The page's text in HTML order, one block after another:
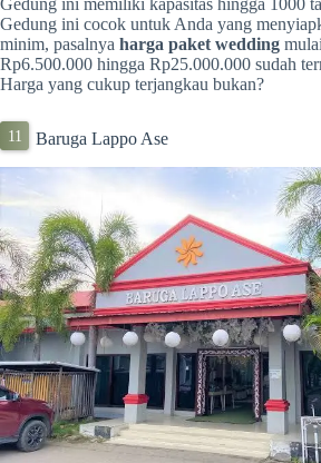
Gedung ini memiliki kapasitas hingga 1000
Gedung ini cocok untuk Anda yang
minim, pasalnya harga paket wedding
Rp6.500.000 hingga Rp25.000.000 sudah
Harga yang cukup terjangkau bukan?
Baruga Lappo Ase